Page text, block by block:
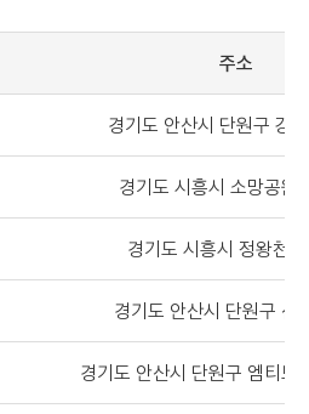
주소
경기도 안산시 단원구 강
경기도 시흥시 소망공원
경기도 시흥시 정왕천
경기도 안산시 단원구 산
경기도 안산시 단원구 엠티